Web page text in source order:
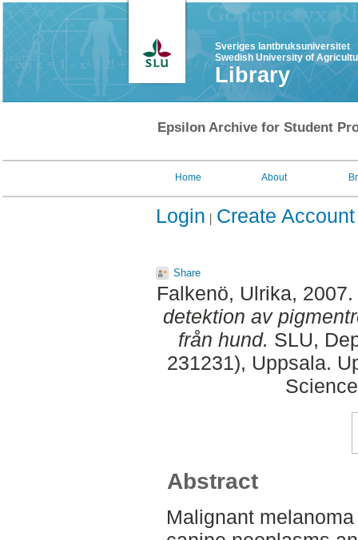
Sveriges lantbruksuniversitet
Swedish University of
Library
Epsilon Archive for Student
Home About
Login Create Account
Share
Falkenö, Ulrika, 2007.
detektion av
från hund. SLU,
231231), Uppsala.
Abstract
Malignant